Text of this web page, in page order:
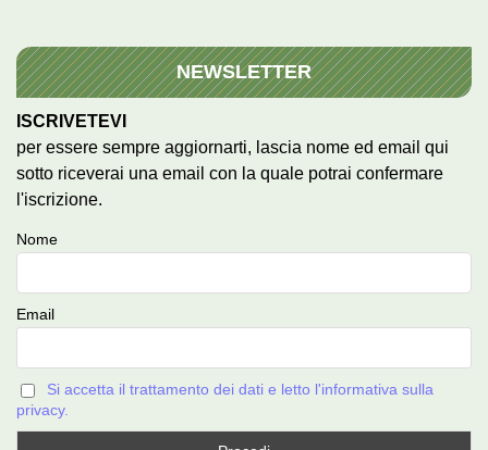
NEWSLETTER
ISCRIVETEVI
per essere sempre aggiornarti, lascia nome ed email qui
sotto riceverai una email con la quale potrai confermare
l'iscrizione.
Nome
Email
Si accetta il trattamento dei dati e letto l'informativa sulla
privacy.